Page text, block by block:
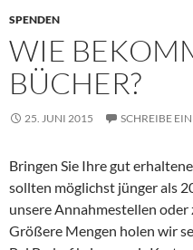
SPENDEN
WIE
BÜCHER?
25. JUNI 2015 SCHREIBE
Bringen Sie Ihre gut
sollten möglichst jünger als
unsere Annahmestellen
Größere Mengen holen wir